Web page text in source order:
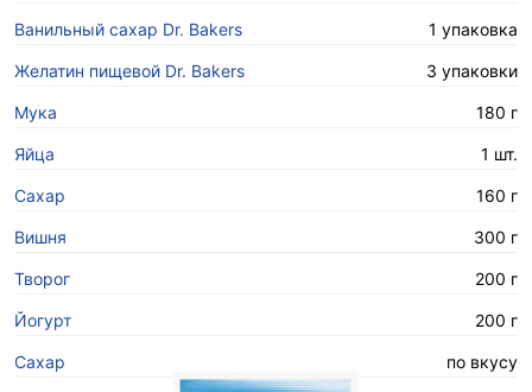
Ванильный сахар Dr. Bakers 1 упаковка
Желатин пищевой Dr. Bakers 3 упаковки
Мука 180 г
Яйца 1 шт.
Сахар 160 г
Вишня 300 г
Творог 200 г
Йогурт 200 г
Сахар по вкусу